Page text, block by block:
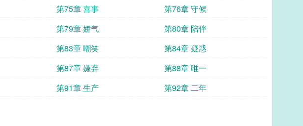
第75章 喜事
第76章 守候
第79章 娇气
第80章 陪伴
第83章 嘲笑
第84章 疑惑
第87章 嫌弃
第88章 唯一
第91章 生产
第92章 二年